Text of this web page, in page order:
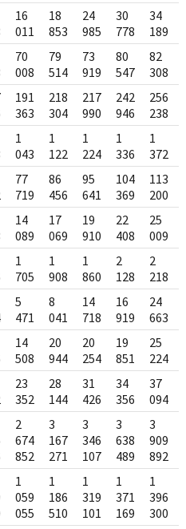
16
011
18
853
24
985
30
778
34
189
70
008
79
514
73
919
80
547
82
308
191
363
218
304
217
990
242
946
256
238
1
043
1
122
1
224
1
336
1
372
77
719
86
456
95
641
104
369
113
200
14
089
17
069
19
910
22
408
25
009
1
705
1
908
1
860
2
128
2
218
5
471
8
041
14
718
16
919
24
663
14
508
20
944
20
254
19
851
25
224
23
352
28
144
31
426
34
356
37
094
2
674
852
3
167
271
3
346
107
3
638
489
3
909
892
1
059
055
1
186
510
1
319
101
1
371
169
1
396
300